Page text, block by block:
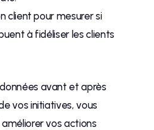
client pour mesurer si
à fidéliser les clients
avant et après
vos initiatives, vous
vos actions